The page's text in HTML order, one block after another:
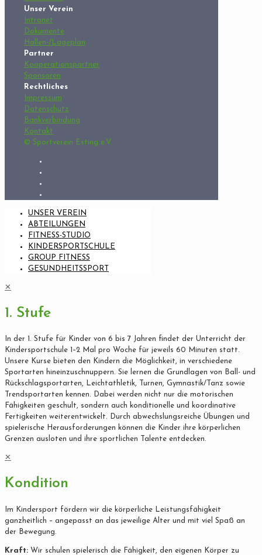
Unser Verein
Intranet
Dokumente
Hallen-/Lageplan
Partner
Kooperationspartner
Sponsoren
Rechtliches
Impressum
Datenschutz
Bankverbindung
Kontakt
© Sportverein Esting e.V.
UNSER VEREIN
ABTEILUNGEN
FITNESS-STUDIO
KINDERSPORTSCHULE
GROUP FITNESS
GESUNDHEITSSPORT
✕
1. Stufe
In der 1. Stufe für Kinder von 6 bis 7 Jahren findet der Unterricht der
Kindersportschule 1–2 Mal pro Woche für jeweils 60 Minuten statt.
Unsere Kurse bieten den Kindern die Möglichkeit, in verschiedene
Sportarten hineinzuschnuppern. Sie lernen die Grundlagen von Ball- und
Rückschlagsportarten, Leichtathletik, Turnen, Gymnastik/Tanz sowie
Trendsportarten kennen. Dabei werden nicht nur die motorischen
Fähigkeiten geschult, sondern auch konditionelle und koordinative
Fertigkeiten weiterentwickelt. Durch abwechslungsreiche Übungen und
spielerische Herausforderungen können die Kinder ihre körperlichen
Grenzen ausloten und ihre sportlichen Talente entdecken.
✕
Kondition
Im Kindersport fördern wir die körperliche Leistungsfähigkeit
ganzheitlich – angepasst an das jeweilige Alter und mit viel Spaß an
der Bewegung.
Kraft: Wir schulen spielerisch die Fähigkeit, den eigenen Körper zu